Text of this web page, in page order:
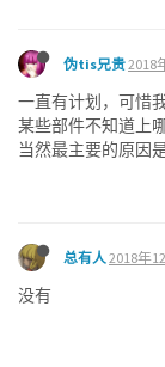
伪tis兄贵2018
一直有计划，可惜
某些部件不知道上
当然最主要的原因
总有人2018年
没有